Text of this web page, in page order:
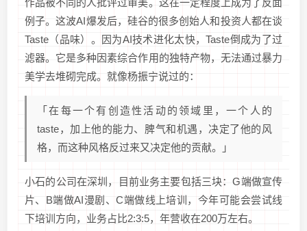
作品被不同的人批评过审美。这在一定程度上成为了反面
例子。这波AI爆发后，硅谷的很多创始人和投资人都在谈
Taste（品味）。因为AI技术进化太快，Taste倒成为了过
滤器。它是多种因素综合作用的独特产物，无法通过暴力
美学去堆砌完成。就像杨振宁说过的：
「在每一个有创造性活动的领域里，一个人的
taste，加上他的能力、脾气和机遇，决定了他的风
格，而这种风格反过来又决定他的贡献。」
小石的公司在深圳，目前业务主要包括三块：G端做宣传
片、B端做AI漫剧、C端做线上培训，今年可能会尝试线
下培训方向，业务占比2:3:5，年营收在200万左右。